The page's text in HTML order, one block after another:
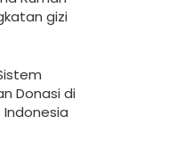
gizi
Donasi di
Indonesia